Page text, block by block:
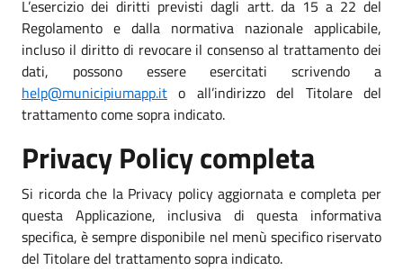
L’esercizio dei diritti previsti dagli artt. da 15 a 22 del
Regolamento e dalla normativa nazionale applicabile,
incluso il diritto di revocare il consenso al trattamento dei
dati, possono essere esercitati scrivendo a
help@municipiumapp.it o all’indirizzo del Titolare del
trattamento come sopra indicato.
Privacy Policy completa
Si ricorda che la Privacy policy aggiornata e completa per
questa Applicazione, inclusiva di questa informativa
specifica, è sempre disponibile nel menù specifico riservato
del Titolare del trattamento sopra indicato.